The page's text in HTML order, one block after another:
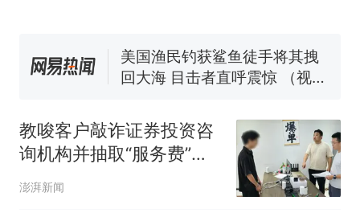
回大海 目击者直呼震惊 （视频
来源：参考消息）
笔试第一被第二名传话劝弃考
热 那个在床头放菜刀的女孩，
因老师一句“跟我回家”改写了
人生
教唆客户敲诈证券投资咨
询机构并抽取“服务费”，
21人团伙被警方捣毁
澎湃新闻